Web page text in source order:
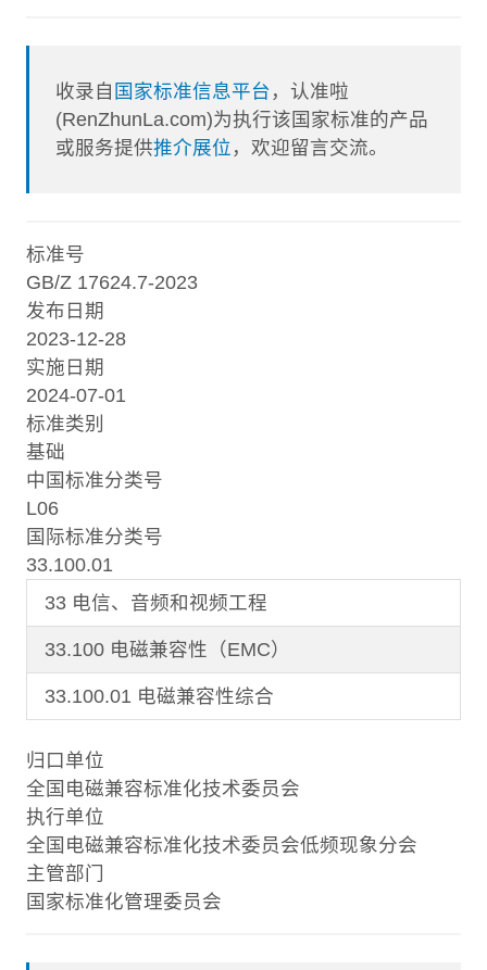
收录自 国家标准信息平台 ，认准啦
(RenZhunLa.com)为执行该国家标准的产品
或服务提供推介展位 ，欢迎留言交流。
标准号
GB/Z 17624.7-2023
发布日期
2023-12-28
实施日期
2024-07-01
标准类别
基础
中国标准分类号
L06
国际标准分类号
33.100.01
33 电信、音频和视频工程
33.100 电磁兼容性（EMC）
33.100.01 电磁兼容性综合
归口单位
全国电磁兼容标准化技术委员会
执行单位
全国电磁兼容标准化技术委员会低频现象分会
主管部门
国家标准化管理委员会